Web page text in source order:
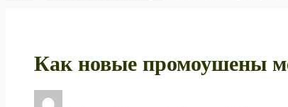
Как новые промоушены